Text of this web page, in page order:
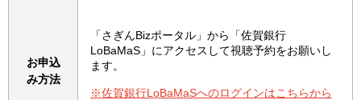
お申込
み方法
「さぎんBizポータル」から「佐賀銀行
LoBaMaS」にアクセスして視聴予約をお願いし
ます。
※佐賀銀行LoBaMaSへのログインはこちらから